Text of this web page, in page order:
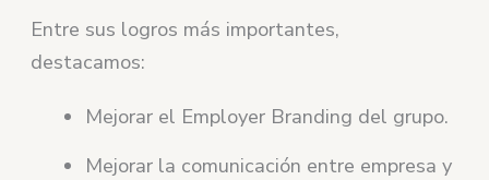
Entre sus logros más importantes,
destacamos:
Mejorar el Employer Branding del grupo.
Mejorar la comunicación entre empresa y